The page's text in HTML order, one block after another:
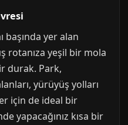
başında yer alan
rotanıza yeşil bir mola
durak. Park,
yürüyüş yolları
için de ideal bir
yapacağınız kısa bir